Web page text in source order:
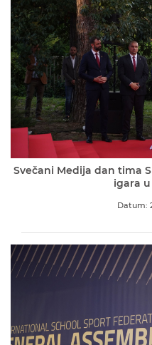
Svečani Medija dan tima
igara
Datum: